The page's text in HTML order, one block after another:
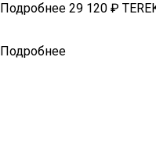
Подробнее 29 120 ₽
Подробнее